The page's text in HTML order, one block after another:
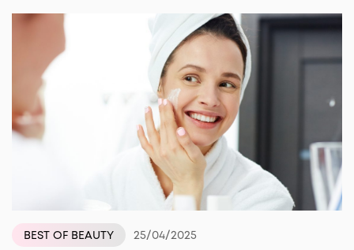
BEST OF BEAUTY 25/04/2025